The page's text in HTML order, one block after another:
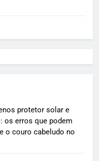
protetor solar e
os erros que podem
o couro cabeludo no